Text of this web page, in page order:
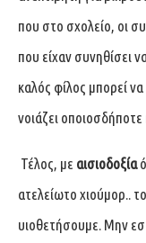
που στο σχολείο, οι
που είχαν συνηθίσει
καλός φίλος μπορεί
νοιάζει
Τέλος, με αισιοδοξία
ατελείωτο χιούμορ..
υιοθετήσουμε. Μην